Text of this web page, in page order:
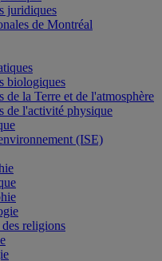
juridiques
de Montréal
biologiques
de la Terre et de l'atmosphère
de l'activité physique
(ISE)
religions